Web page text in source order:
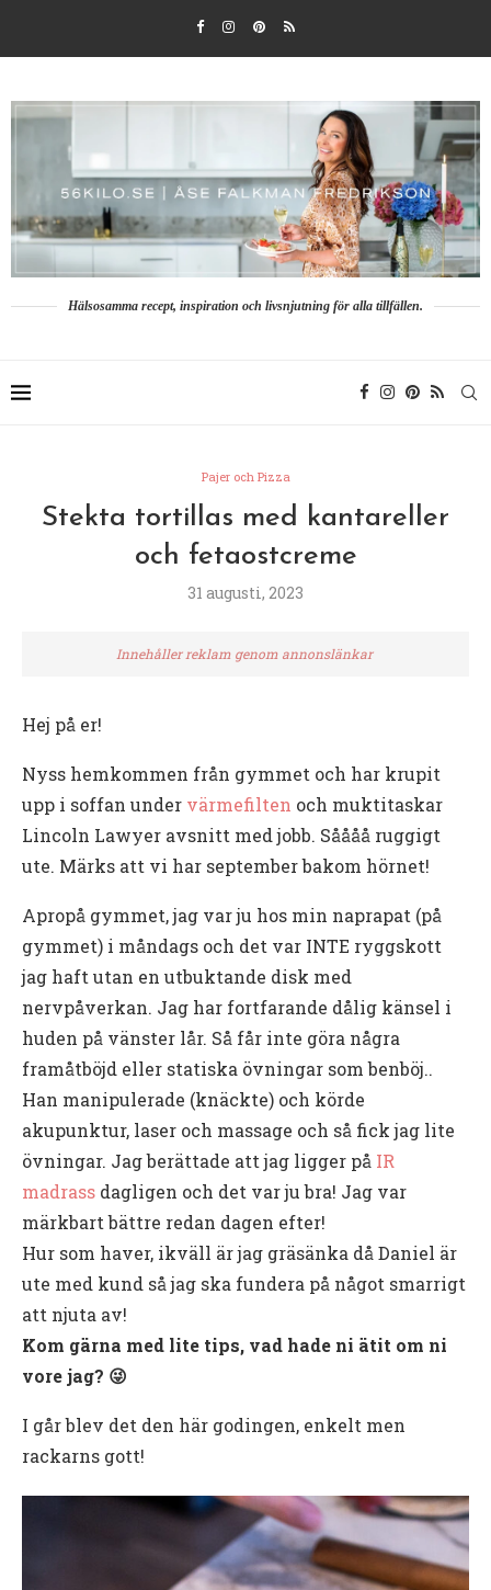
Hälsosamma recept, inspiration och livsnjutning för alla tillfällen.
Pajer och Pizza
Stekta tortillas med kantareller
och fetaostcreme
31 augusti, 2023
Innehåller reklam genom annonslänkar
Hej på er!
Nyss hemkommen från gymmet och har krupit
upp i soffan under värmefilten och muktitaskar
Lincoln Lawyer avsnitt med jobb. Såååå ruggigt
ute. Märks att vi har september bakom hörnet!
Apropå gymmet, jag var ju hos min naprapat (på
gymmet) i måndags och det var INTE ryggskott
jag haft utan en utbuktande disk med
nervpåverkan. Jag har fortfarande dålig känsel i
huden på vänster lår. Så får inte göra några
framåtböjd eller statiska övningar som benböj..
Han manipulerade (knäckte) och körde
akupunktur, laser och massage och så fick jag lite
övningar. Jag berättade att jag ligger på IR
madrass dagligen och det var ju bra! Jag var
märkbart bättre redan dagen efter!
Hur som haver, ikväll är jag gräsänka då Daniel är
ute med kund så jag ska fundera på något smarrigt
att njuta av!
Kom gärna med lite tips, vad hade ni ätit om ni
vore jag? 😜
I går blev det den här godingen, enkelt men
rackarns gott!